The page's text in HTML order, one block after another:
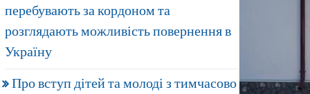
перебувають за кордоном та
розглядають можливість повернення в
Україну
Про вступ дітей та молоді з тимчасово